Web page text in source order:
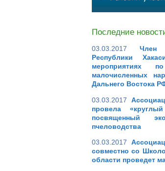
Последние
03.03.2017
Член
Республики
мероприятиях
малочисленных
Дальнего Востока
03.03.2017
провела
посвященный
пчеловодства
03.03.2017
совместно со
области проведет